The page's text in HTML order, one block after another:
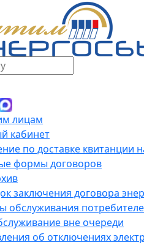
лицам
кабинет
по доставке квитанции
формы договоров
заключения договора
обслуживания
вне очереди
об отключениях